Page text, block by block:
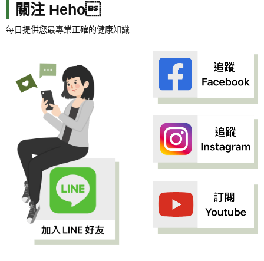
關注 Heho
每日提供您最專業正確的健康知識